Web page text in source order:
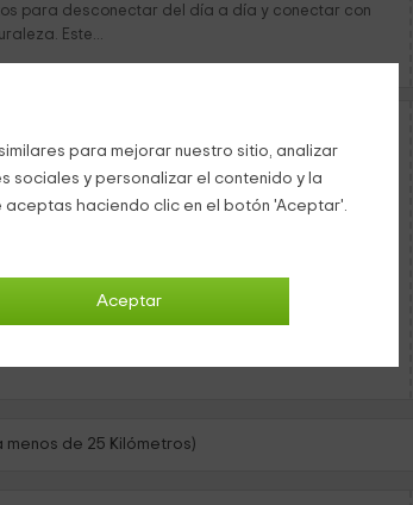
para mejorar nuestro sitio, analizar
sociales y personalizar el contenido y la
haciendo clic en el botón 'Aceptar'.
Aceptar
para desconectar del día a día y conectar con
Este...
Cantabria
0 opiniones
alojamiento se encuentra dentro de Cantabria, y
en un pueblo en el que vas a poder disfrutar
de las mejores vistas en la zona de Mazcuerras.
de 25 Kilómetros)